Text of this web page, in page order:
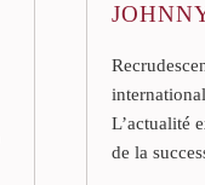
L’actualité
de la